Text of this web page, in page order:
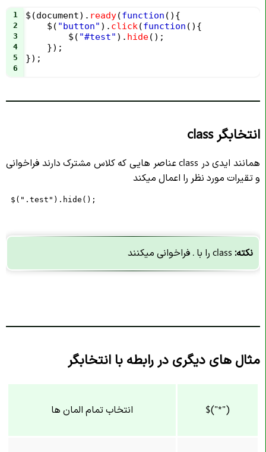
1 $ (document). ready(function (){
2 $ ( "button" ). click (function (){
3 $ ( "#test" ). hide();
4
    });
5 });
6
انتخابگر class
همانند ایدی در class عناصر هایی که کلاس مشترک دارند فراخوانی
و تقیرات مورد نظر را اعمال میکند
$(".test").hide();
نکته:
مثال های دیگری در رابطه با انتخابگر
$("*") انتخاب تمام المان ها